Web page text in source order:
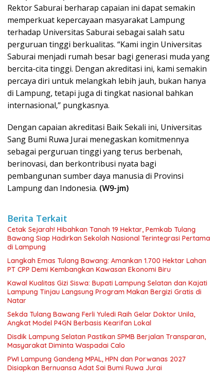
Rektor Saburai berharap capaian ini dapat semakin
memperkuat kepercayaan masyarakat Lampung
terhadap Universitas Saburai sebagai salah satu
perguruan tinggi berkualitas. “Kami ingin Universitas
Saburai menjadi rumah besar bagi generasi muda yang
bercita-cita tinggi. Dengan akreditasi ini, kami semakin
percaya diri untuk melangkah lebih jauh, bukan hanya
di Lampung, tetapi juga di tingkat nasional bahkan
internasional,” pungkasnya.
Dengan capaian akreditasi Baik Sekali ini, Universitas
Sang Bumi Ruwa Jurai menegaskan komitmennya
sebagai perguruan tinggi yang terus berbenah,
berinovasi, dan berkontribusi nyata bagi
pembangunan sumber daya manusia di Provinsi
Lampung dan Indonesia. (W9-jm)
Berita Terkait
Cetak Sejarah! Hibahkan Tanah 19 Hektar, Pemkab Tulang
Bawang Siap Hadirkan Sekolah Nasional Terintegrasi Pertama
di Lampung
Langkah Emas Tulang Bawang: Amankan 1.700 Hektar Lahan
PT CPP Demi Kembangkan Kawasan Ekonomi Biru
Kawal Kualitas Gizi Siswa: Bupati Lampung Selatan dan Kajati
Lampung Tinjau Langsung Program Makan Bergizi Gratis di
Natar
Sekda Tulang Bawang Ferli Yuledi Raih Gelar Doktor Unila,
Angkat Model P4GN Berbasis Kearifan Lokal
Disdik Lampung Selatan Pastikan SPMB Berjalan Transparan,
Masyarakat Diminta Waspadai Calo
PWI Lampung Gandeng MPAL, HPN dan Porwanas 2027
Disiapkan Bernuansa Adat Sai Bumi Ruwa Jurai